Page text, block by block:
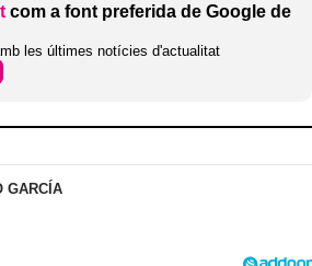
com a font preferida de Google de
les últimes notícies d'actualitat
GARCÍA